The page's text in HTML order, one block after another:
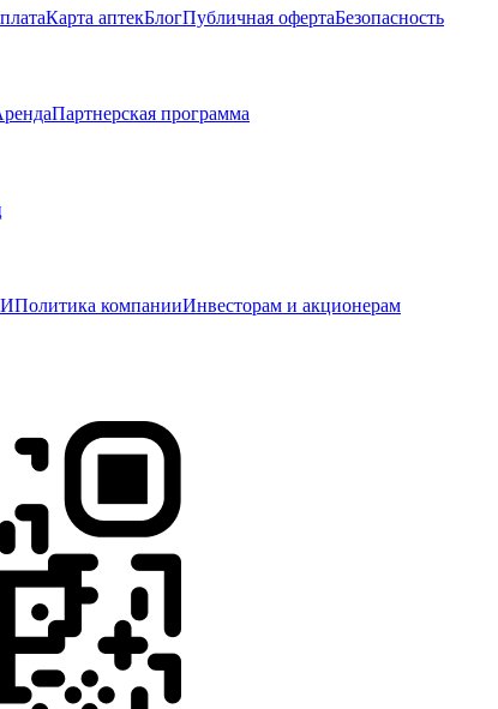
Карта аптекБлогПубличная офертаБезопасность
Партнерская программа
Политика компанииИнвесторам и акционерам